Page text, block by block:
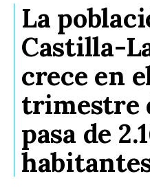
La
Castilla-
crece en
trimestre
pasa de